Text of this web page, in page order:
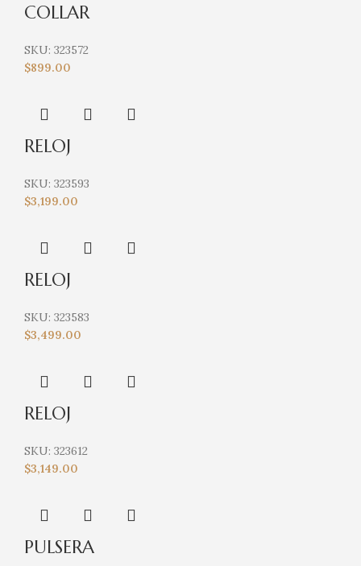
COLLAR
SKU: 323572
$899.00
RELOJ
SKU: 323593
$3,199.00
RELOJ
SKU: 323583
$3,499.00
RELOJ
SKU: 323612
$3,149.00
PULSERA